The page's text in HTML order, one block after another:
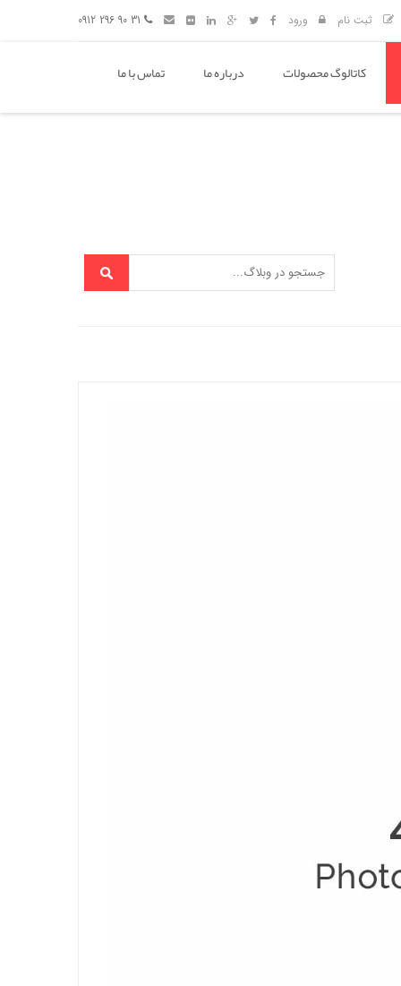
ثبت نام ورود
کاتالوگ محصولات درباره ما تماس با ما